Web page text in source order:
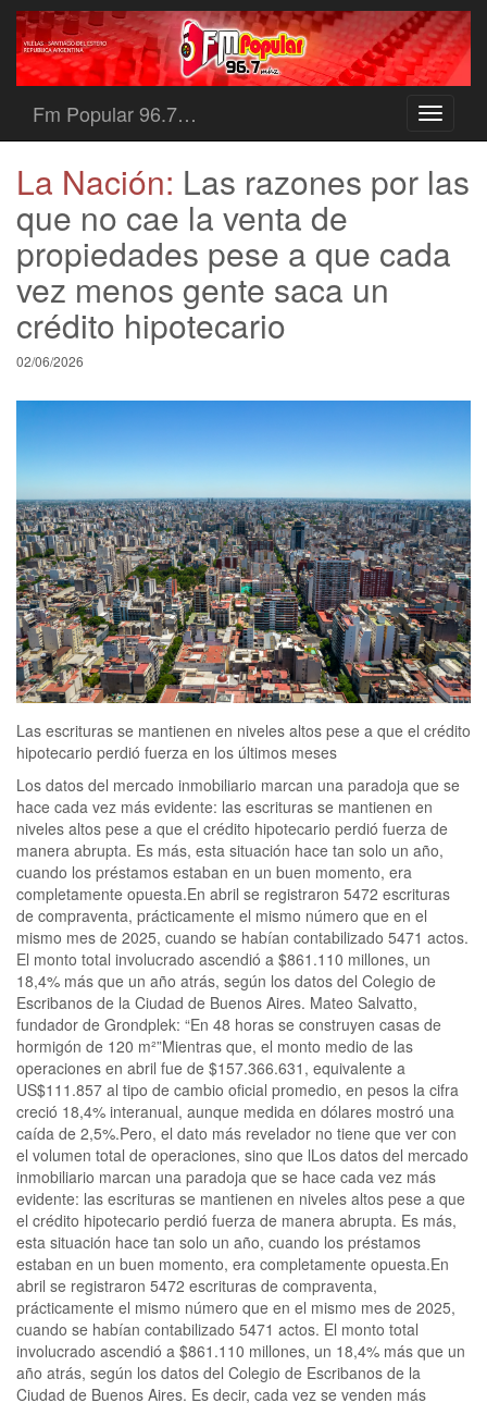
Toggle
Fm Popular 96.7…
La Nación: Las razones por las
que no cae la venta de
propiedades pese a que cada
vez menos gente saca un
crédito hipotecario
02/06/2026
Las escrituras se mantienen en niveles altos pese a que el crédito
hipotecario perdió fuerza en los últimos meses
Los datos del mercado inmobiliario marcan una paradoja que se hace cada vez más evidente: las escrituras se mantienen en niveles altos pese a que el crédito hipotecario perdió fuerza de manera abrupta. Es más, esta situación hace tan solo un año, cuando los préstamos estaban en un buen momento, era completamente opuesta.En abril se registraron 5472 escrituras de compraventa, prácticamente el mismo número que en el mismo mes de 2025, cuando se habían contabilizado 5471 actos. El monto total involucrado ascendió a $861.110 millones, un 18,4% más que un año atrás, según los datos del Colegio de Escribanos de la Ciudad de Buenos Aires. Mateo Salvatto, fundador de Grondplek: “En 48 horas se construyen casas de hormigón de 120 m²”Mientras que, el monto medio de las operaciones en abril fue de $157.366.631, equivalente a US$111.857 al tipo de cambio oficial promedio, en pesos la cifra creció 18,4% interanual, aunque medida en dólares mostró una caída de 2,5%.Pero, el dato más revelador no tiene que ver con el volumen total de operaciones, sino que lLos datos del mercado inmobiliario marcan una paradoja que se hace cada vez más evidente: las escrituras se mantienen en niveles altos pese a que el crédito hipotecario perdió fuerza de manera abrupta. Es más, esta situación hace tan solo un año, cuando los préstamos estaban en un buen momento, era completamente opuesta.En abril se registraron 5472 escrituras de compraventa, prácticamente el mismo número que en el mismo mes de 2025, cuando se habían contabilizado 5471 actos. El monto total involucrado ascendió a $861.110 millones, un 18,4% más que un año atrás, según los datos del Colegio de Escribanos de la Ciudad de Buenos Aires. Es decir, cada vez se venden más propiedades en dólares con efectivo y cada vez menos con financiamiento bancario.“A nivel general de compraventas, claramente es un empate respecto al mismo mes de 2025. Pero en materia de hipotecas hubo la mitad de operaciones que hace 12 meses: esto explica que el mercado sigue generando un movimiento más allá de la desaceleración en préstamos”, explicó Magdalena Tato, presidente de la entidad.El crecimiento hipotecario que había impulsado la recuperación del mercado durante buena parte de 2025 perdió intensidad tras la suba de tasas y el endurecimiento de las condiciones de acceso desde la segunda mitad del 2025. Y, a pesar de que en los últimos meses la situación comenzó a mejorar, todavía falta mucho para una recuperación hipotecaria. Un mercado en transición“El mercado inmobiliario de CABA está en transición: el boom hipotecario inicial perdió fuerza y hoy está muy selectivo y menos expansivo. Si bien el crédito sigue siendo relevante, entró en fase de meseta. La actividad sigue teniendo volumen pero con menos operaciones financiadas y tickets promedio más altos”, analizó Juan Manuel Vázquez Blanco, economista y director general de Fabián Achával Propiedades.La lectura que hacen en el sector es clara: el mercado logró sostenerse porque reapareció un comprador con liquidez, que ve oportunidades en propiedades usadas cuyos valores todavía permanecen por debajo de los máximos de 2018.Según Soledad Balayan, titular de Maure Inmobiliaria, hay un cambio de percepción entre quienes tienen dólares ahorrados. “Hay un segmento que entiende que las propiedades están a buen precio y se anima a sacar sus dólares del colchón para comprar”, sostuvo.La broker remarcó, además, que el contexto cambiario ayuda. Un dólar estable, e incluso apreciado en términos reales, mejora la capacidad de compra de quienes tienen ahorros dolarizados y reduce la volatilidad que históricamente paralizaba operaciones.“Es un dato positivo porque el mercado se mueve y no tiene que ver sí o sí con el crédito. En Argentina el crédito es una excepción que va a volver cuando las condiciones lo den: baja de tasas, mejora del scoring y mayor actividad. Hay gente que se está dando cuenta de que los dólares se están desvalorizando y que hay una oportunidad en los inmuebles usados que están bajando de precio”, explicó Balayán.Un dato clave que puede cruzarse de manera directa con la caída de los créditos es que el porcentaje de inversores creció respecto a usuarios finales. Según Fabián Achával, de la inmobiliaria homónima: “En el ROI Selectia vimos que los inversores están creciendo. Y las operaciones con crédito hipotecario en el primer cuatrimestre bajaron un 31,6% respecto al año pasado, mientras que la dinámica general de operaciones está casi igual. Esto quiere decir que la demanda sigue fuerte, básicamente por la señal de precios”.Aplican el mismo sistema de restauración que se usó para Notre Dame y el Coliseo en un monumento de la Argentina“El dato para mí más llamativo es el acumulado de los cuatro meses, que estamos casi empardando la dinámica de 2025 y eso es una excelente noticia para el mercado. La demanda sigue muy firme, y todo esto con operaciones con crédito muy por debajo de 2025, lo que significa que si se recupera el crédito podríamos terminar 2026 con un muy buen nivel”, analizó el titular de Fabián Achával Propiedades.Según su opinión, el segmento residencial usado quedó rezagado frente a otros activos de la economía y eso hoy genera oportunidades de entrada. “Tanto en términos históricos como comparando el valor del metro cuadrado contra otros activos, el usado quedó fuertemente atrasado. Hay una señal fuerte de compra”, sostuvo.La caída del crédito hipotecario: un 50% menosLos datos del Colegio de Escribanos de la ciudad de Buenos Aires exponen, además, una situación que ya había comenzado a observarse en los últimos meses: la abrupta caída del desembolso de créditos hipotecarios.A principios de mayo se conoció que en abril los desembolsos cayeron 56% interanual y tocaron su nivel más bajo desde octubre de 2024. Se otorgaron apenas US$122 millones, muy lejos de los US$280 millones registrados en el mismo mes del año pasado y 80% por debajo del pico alcanzado en abril de 2018 durante el auge de los créditos UVA, de acuerdo al monitoreo realizado por la consultora Empiria en base a datos del BCRA.El nuevo dato vuelve a mostrar un problema estructural de la Argentina: el sistema hipotecario sigue siendo pequeño y extremadamente sensible a cualquier ruido cambiario, suba de tasas o problemas de fondeo bancario.“Estoy viendo un mercado estable, focalizado principalmente en productos de zona norte y de Capital. La situación macroeconómica impactó fuerte en la clase media y eso se refleja sobre todo en las zonas donde históricamente reside ese segmento, que hoy son las más golpeadas”, analizó Brodsky.El empresario sostuvo además que todavía existe un importante stock de oferta que limita una recuperación más fuerte de los valores. “Hasta que eso no se acomode veo difícil una suba considerable de precios. Todos los años el mercado se mueve un poco, pero el crédito hipotecario es una aspiradora de producto y hasta que eso no vuelva a suceder, el mercado va a seguir bastante parecido al actual”, concluyó.En otras palabras, el país logra generar pequeños ciclos de recuperación del crédito, pero todavía no consigue construir un sistema de financiamiento estable y de largo plazo. Y eso explica por qué, cada vez que el crédito pierde impulso, el mercado vuelve a depender casi exclusivamente de compradores con dólares propios.La situación en la provincia de Buenos AiresLa provincia de Buenos Aires tuvo una situación completamente distinta a la Ciudad. Abril dejó una caída tanto en las compraventas como en las hipotecas, en un contexto atravesado además por el conflicto gremial en ARBA, que afectó directamente las operaciones inmobiliarias durante tres meses.De acuerdo a los datos aportados por el Colegio de Escribanos de la Provincia, se registraron 9999 compraventas de inmuebles, lo que representó una baja del 18% interanual frente a las 12.158 operaciones concretadas en el mismo mes de 2025, así como también mostró un descenso del 10% respecto de marzo de este año.En cuanto a la situación de las hipotecas, se contabilizaron 1023 actos, una caída del 32% frente a marzo y del 52% respecto de abril del año pasado.“Seguimos viendo un 2026 que no define la tendencia, pero los números de abril fueron inferiores respecto al mismo mes de 2025, como consecuencia de la caída de los créditos hipotecarios”, explicó Guillermo Longhi, presidente del Colegio bonaerense.Además, Longhi agregó: “El comportamiento del mercado sigue mostrando variaciones mensuales importantes, por lo que será necesario esperar los próximos registros para evaluar si puede consolidarse una tendencia más definida”Ni Puerto Madero ni zona norte: un desarrollador vendió 75 departamentos en menos de dos semanasPero el freno de las operaciones no respondió únicamente al retroceso del crédito. Los datos de abril estuvieron condicionados por un hecho particular: durante dos meses aproximadamente, gran parte de las escrituras en la provincia quedó afectada por una disputa gremial en ARBA que impactó especialmente sobre el área de Catastro, encargada de validar la información parcelaria de los inmuebles.Al no emitirse ni aprobarse en tiempo y forma los estados parcelarios e informes catastrales, los escribanos no podían avanzar con las escrituras. Como consecuencia, se generó un cuello de botella que frenó toda la cadena de operaciones pero la situación ya volvió a su ritmo de trabajo y se espera avanzar con lo que estaba retrasado.“Son muchos los casos que se fueron acumulando sin poder concretar la escritura”, señaló Javier Igarzabal, director de Dic Propiedades, quien explicó que inmobiliarias, escribanías y estudios jurídicos tuvieron que dedicar gran parte de su trabajo a explicarles a los clientes los motivos de las demoras. En algunos casos, incluso, las operaciones terminaron cayéndose.“Las operaciones inmobiliarias se suelen resolver en 30 a 45 días y que durante 30 días no haya habido cédulas catastrales te genera un cuello de botella enorme”, explicó Maximiliano D’Aria, director